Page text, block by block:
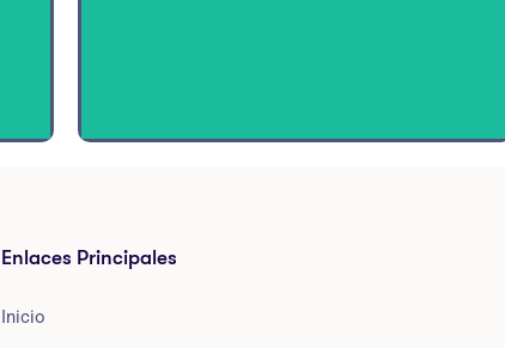
Enlaces Principales
Inicio